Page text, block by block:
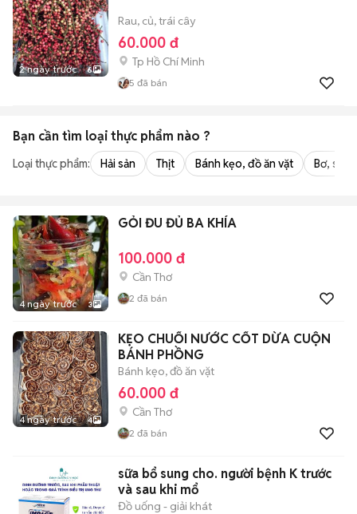
2 ngày trước 6
Rau, củ, trái cây
60.000 đ
Tp Hồ Chí Minh
5 đã bán
Bạn cần tìm loại thực phẩm nào ?
Loại thực phẩm: Hải sản Thịt Bánh kẹo, đồ ăn vặt Bơ,
4 ngày trước 3
GỎI ĐU ĐỦ BA KHÍA
100.000 đ
Cần Thơ
2 đã bán
4 ngày trước 4
KẸO CHUỐI NƯỚC CỐT DỪA CUỘN
BÁNH PHỒNG
Bánh kẹo, đồ ăn vặt
60.000 đ
Cần Thơ
2 đã bán
sữa bổ sung cho. người bệnh K trước
và sau khi mổ
Đồ uống - giải khát